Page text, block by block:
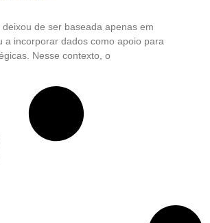
de ser baseada apenas em
a incorporar dados como apoio para
Nesse contexto, o